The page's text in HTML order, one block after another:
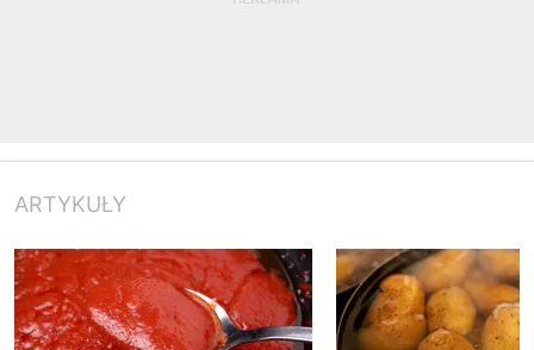
ARTYKUŁY